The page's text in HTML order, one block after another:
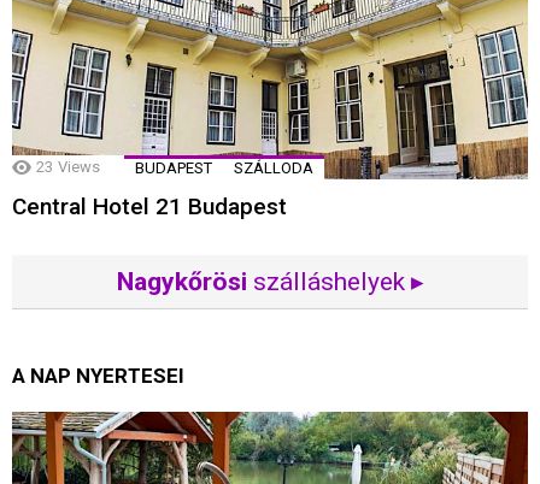
23 Views BUDAPEST SZÁLLODA
Central Hotel 21 Budapest
Nagykőrösi szálláshelyek ▸
A NAP NYERTESEI